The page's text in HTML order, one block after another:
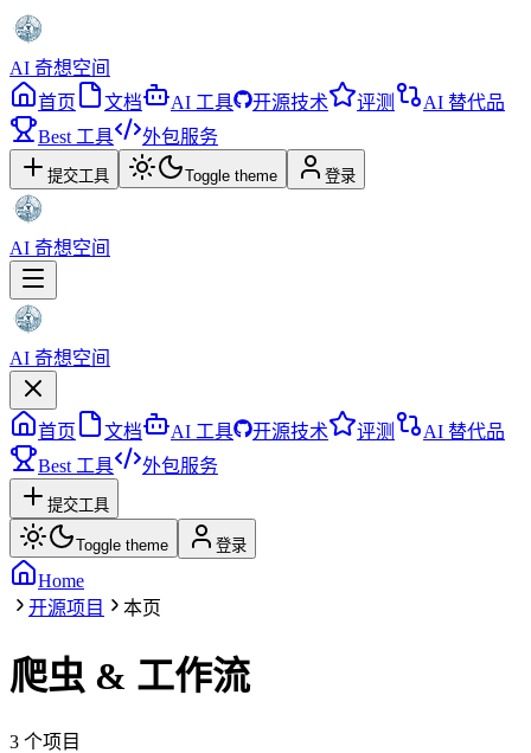
AI 奇想空间
首页
文档 AI 工具 开源技术 评测
AI 替代品
Best 工具
外包服务
提交工具 Toggle theme 登录
AI 奇想空间
AI 奇想空间
首页 文档 AI 工具 开源技术 评测
AI 替代品
Best 工具
外包服务
提交工具
Toggle theme 登录
Home
开源项目
本页
爬虫 & 工作流
3 个项目